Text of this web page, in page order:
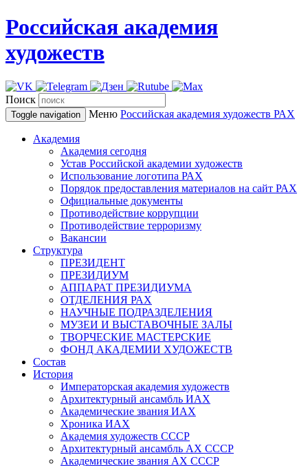
Российская академия
художеств
Поиск
Toggle navigation Меню Российская академия художеств РАХ
Академия
Академия сегодня
Устав Российской академии художеств
Использование логотипа РАХ
Порядок предоставления материалов на сайт РАХ
Официальные документы
Противодействие коррупции
Противодействие терроризму
Вакансии
Структура
ПРЕЗИДЕНТ
ПРЕЗИДИУМ
АППАРАТ ПРЕЗИДИУМА
ОТДЕЛЕНИЯ РАХ
НАУЧНЫЕ ПОДРАЗДЕЛЕНИЯ
МУЗЕИ И ВЫСТАВОЧНЫЕ ЗАЛЫ
ТВОРЧЕСКИЕ МАСТЕРСКИЕ
ФОНД АКАДЕМИИ ХУДОЖЕСТВ
Состав
История
Императорская академия художеств
Архитектурный ансамбль ИАХ
Академические звания ИАХ
Хроника ИАХ
Академия художеств СССР
Архитектурный ансамбль АХ СССР
Академические звания АХ СССР